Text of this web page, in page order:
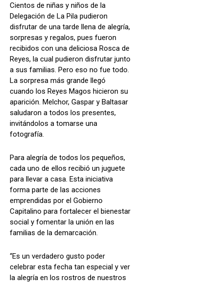
Cientos de niñas y niños de la
Delegación de La Pila pudieron
disfrutar de una tarde llena de alegría,
sorpresas y regalos, pues fueron
recibidos con una deliciosa Rosca de
Reyes, la cual pudieron disfrutar junto
a sus familias. Pero eso no fue todo.
La sorpresa más grande llegó
cuando los Reyes Magos hicieron su
aparición. Melchor, Gaspar y Baltasar
saludaron a todos los presentes,
invitándolos a tomarse una
fotografía.
Para alegría de todos los pequeños,
cada uno de ellos recibió un juguete
para llevar a casa. Esta iniciativa
forma parte de las acciones
emprendidas por el Gobierno
Capitalino para fortalecer el bienestar
social y fomentar la unión en las
familias de la demarcación.
“Es un verdadero gusto poder
celebrar esta fecha tan especial y ver
la alegría en los rostros de nuestros